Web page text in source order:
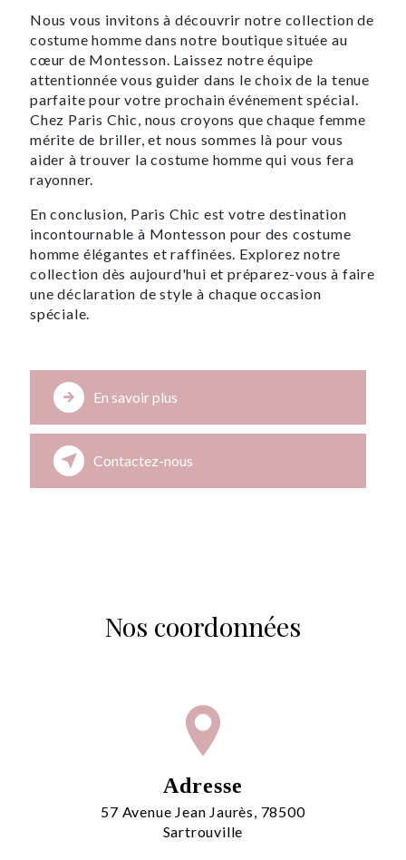
Nous vous invitons à découvrir notre collection de
costume homme dans notre boutique située au
cœur de Montesson. Laissez notre équipe
attentionnée vous guider dans le choix de la tenue
parfaite pour votre prochain événement spécial.
Chez Paris Chic, nous croyons que chaque femme
mérite de briller, et nous sommes là pour vous
aider à trouver la costume homme qui vous fera
rayonner.
En conclusion, Paris Chic est votre destination
incontournable à Montesson pour des costume
homme élégantes et raffinées. Explorez notre
collection dès aujourd'hui et préparez-vous à faire
une déclaration de style à chaque occasion
spéciale.
En savoir plus
Contactez-nous
Nos coordonnées
Adresse
57 Avenue Jean Jaurès, 78500
Sartrouville